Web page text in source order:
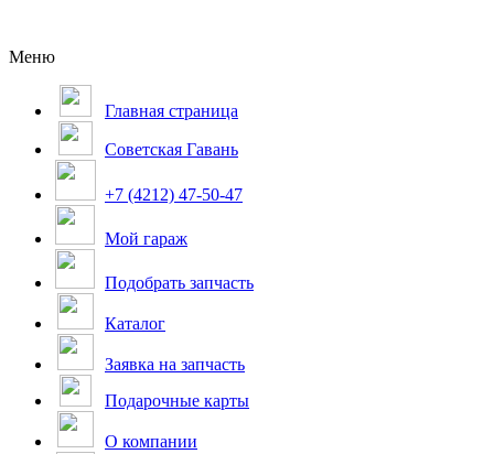
Меню
Главная страница
Советская Гавань
+7 (4212) 47-50-47
Мой гараж
Подобрать запчасть
Каталог
Заявка на запчасть
Подарочные карты
О компании